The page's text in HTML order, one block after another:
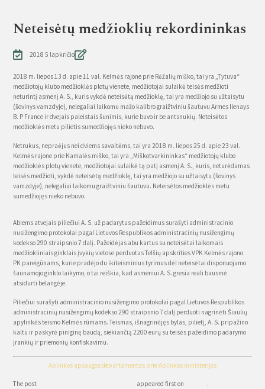
Neteisėtų medžioklių rekordininkas
2018 5 lapkričio
2018 m. liepos 13 d. apie 11 val. Kelmės rajone prie Rėžalių miško, tai yra „Tytuva“
medžiotojų klubo medžioklės plotų vienete, medžiotojai sulaikė teisės medžioti
neturintį asmenį A. S., kuris vykdė neteisėtą medžioklę, tai yra medžiojo su užtaisytu
(šovinys vamzdyje), nelegaliai laikomu mažo kalibro graižtviniu šautuvu Armes Ilenays
B. P France ir dvejais paleistais šunimis, kurie buvo ir be antsnukių. Neteisėtos
medžioklės metu pilietis sumedžiojęs nieko nebuvo.
Netrukus, nepraėjus nei dviems savaitėms, tai yra 2018 m. liepos 25 d. apie 23 val.
Kelmės rajone prie Kamalės miško, tai yra „Miškotvarkininkas“ medžiotojų klubo
medžioklės plotų vienete, medžiotojai sulaikė tą patį asmenį A. S., kuris, neturėdamas
teisės medžioti, vykdė neteisėtą medžioklę, tai yra medžiojo su užtaisytu (šovinys
vamzdyje), nelegaliai laikomu graižtviniu šautuvu. Neteisėtos medžioklės metu
sumedžiojęs nieko nebuvo.
Abiems atvejais piliečiui A. S. už padarytus pažeidimus surašyti administracinio
nusižengimo protokolai pagal Lietuvos Respublikos administracinių nusižengimų
kodekso 290 straipsnio 7 dalį. Pažeidėjas abu kartus su neteisėtai laikomais
medžiokliniais ginklais įvykių vietose perduotas Telšių apskrities VPK Kelmės rajono
PK pareigūnams, kurie pradėjo du ikiteisminius tyrimus dėl neteisėtai disponuojamo
šaunamojo ginklo laikymo, o tai reiškia, kad asmeniui A. S. gresia reali bausmė
atsidurti belangėje.
Piliečiui surašyti administracinio nusižengimo protokolai pagal Lietuvos Respublikos
administracinių nusižengimų kodekso 290 straipsnio 7 dalį perduoti nagrinėti Šiaulių
apylinkės teismo Kelmės rūmams. Teismas, išnagrinėjęs bylas, pilietį, A. S. pripažino
kaltu ir paskyrė piniginę baudą, siekiančią 2200 eurų su teisės pažeidimo padarymo
įrankių ir priemonių konfiskavimu.
Aplinkos apsaugos departamentas prie Aplinkos ministerijos
The post appeared first on .